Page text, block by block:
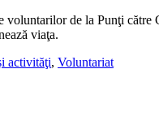
de la Punţi către
viaţa.
activităţi, Voluntariat